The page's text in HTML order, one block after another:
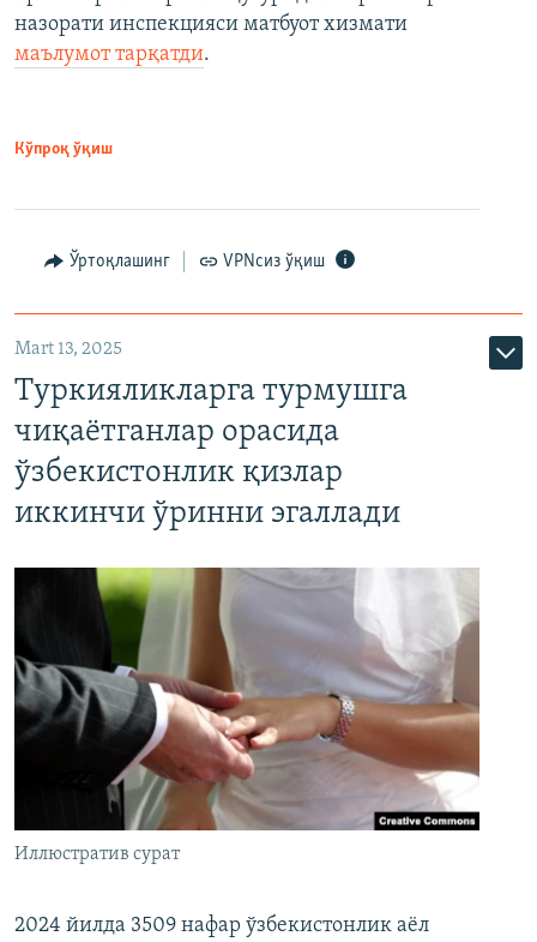
назорати инспекцияси матбуот хизмати
маълумот тарқатди.
Кўпроқ ўқиш
Ўртоқлашинг VPNсиз ўқиш
Mart 13, 2025
Туркияликларга турмушга
чиқаётганлар орасида
ўзбекистонлик қизлар
иккинчи ўринни эгаллади
Иллюстратив сурат
2024 йилда 3509 нафар ўзбекистонлик аёл